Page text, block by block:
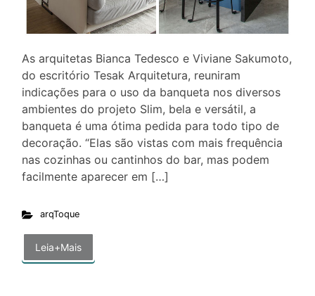
As arquitetas Bianca Tedesco e Viviane Sakumoto,
do escritório Tesak Arquitetura, reuniram
indicações para o uso da banqueta nos diversos
ambientes do projeto Slim, bela e versátil, a
banqueta é uma ótima pedida para todo tipo de
decoração. “Elas são vistas com mais frequência
nas cozinhas ou cantinhos do bar, mas podem
facilmente aparecer em […]
arqToque
Leia+Mais